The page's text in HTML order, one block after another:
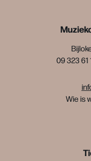
09 323 61
Wie is